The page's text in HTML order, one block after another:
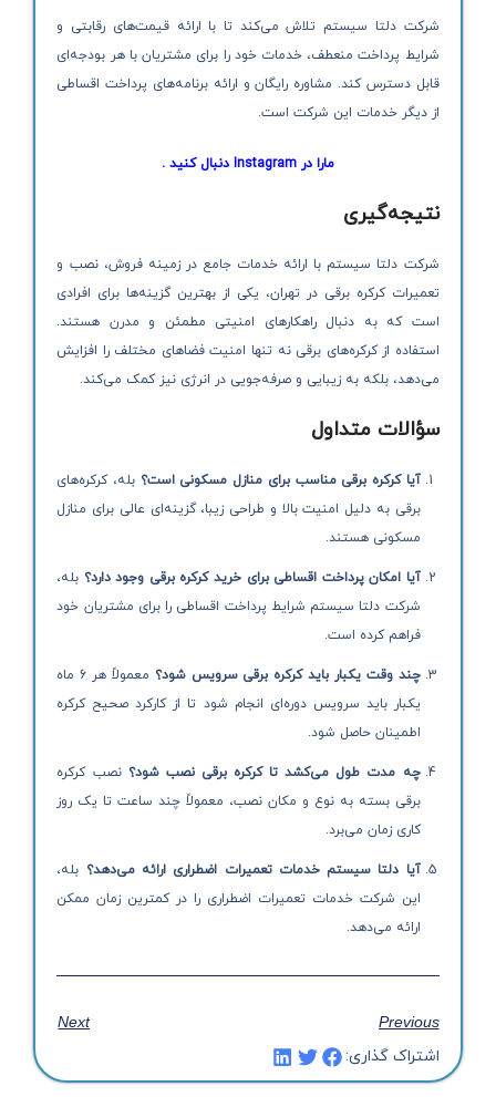
شرکت دلتا سیستم تلاش می‌کند تا با ارائه قیمت‌های رقابتی و
شرایط پرداخت منعطف، خدمات خود را برای مشتریان با هر بودجه‌ای
قابل دسترس کند. مشاوره رایگان و ارائه برنامه‌های پرداخت اقساطی
از دیگر خدمات این شرکت است.
مارا در Instagram دنبال کنید .
نتیجه‌گیری
شرکت دلتا سیستم با ارائه خدمات جامع در زمینه فروش، نصب و
تعمیرات کرکره برقی در تهران، یکی از بهترین گزینه‌ها برای افرادی
است که به دنبال راهکارهای امنیتی مطمئن و مدرن هستند.
استفاده از کرکره‌های برقی نه تنها امنیت فضاهای مختلف را افزایش
می‌دهد، بلکه به زیبایی و صرفه‌جویی در انرژی نیز کمک می‌کند.
سؤالات متداول
آیا کرکره برقی مناسب برای منازل مسکونی است؟ بله، کرکره‌های
برقی به دلیل امنیت بالا و طراحی زیبا، گزینه‌ای عالی برای منازل
مسکونی هستند.
آیا امکان پرداخت اقساطی برای خرید کرکره برقی وجود دارد؟ بله،
شرکت دلتا سیستم شرایط پرداخت اقساطی را برای مشتریان خود
فراهم کرده است.
چند وقت یکبار باید کرکره برقی سرویس شود؟
معمولاً هر 6 ماه
یکبار باید سرویس دوره‌ای انجام شود تا از کارکرد صحیح کرکره
اطمینان حاصل شود.
چه مدت طول می‌کشد تا کرکره برقی نصب شود؟ نصب کرکره
برقی بسته به نوع و مکان نصب، معمولاً چند ساعت تا یک روز
کاری زمان می‌برد.
آیا دلتا سیستم خدمات تعمیرات اضطراری ارائه می‌دهد؟ بله،
این شرکت خدمات تعمیرات اضطراری را در کمترین زمان ممکن
ارائه می‌دهد.
Previous
Next
اشتراک گذاری: